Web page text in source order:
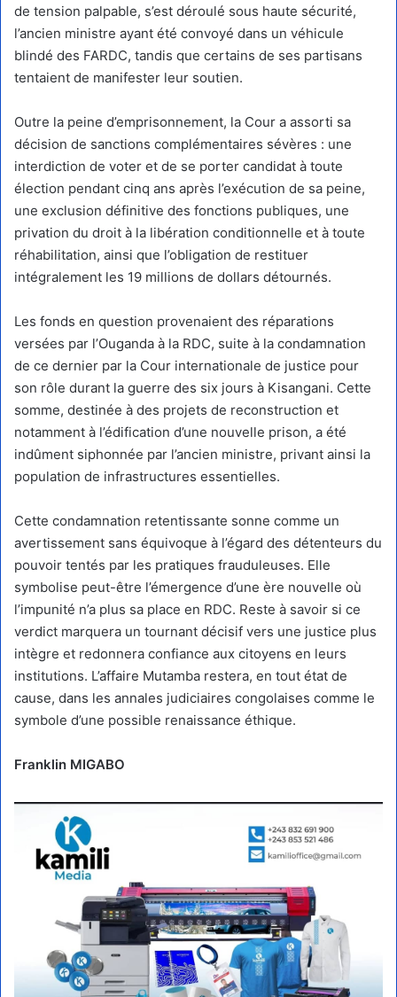
de tension palpable, s’est déroulé sous haute sécurité,
l’ancien ministre ayant été convoyé dans un véhicule
blindé des FARDC, tandis que certains de ses partisans
tentaient de manifester leur soutien.
Outre la peine d’emprisonnement, la Cour a assorti sa
décision de sanctions complémentaires sévères : une
interdiction de voter et de se porter candidat à toute
élection pendant cinq ans après l’exécution de sa peine,
une exclusion définitive des fonctions publiques, une
privation du droit à la libération conditionnelle et à toute
réhabilitation, ainsi que l’obligation de restituer
intégralement les 19 millions de dollars détournés.
Les fonds en question provenaient des réparations
versées par l’Ouganda à la RDC, suite à la condamnation
de ce dernier par la Cour internationale de justice pour
son rôle durant la guerre des six jours à Kisangani. Cette
somme, destinée à des projets de reconstruction et
notamment à l’édification d’une nouvelle prison, a été
indûment siphonnée par l’ancien ministre, privant ainsi la
population de infrastructures essentielles.
Cette condamnation retentissante sonne comme un
avertissement sans équivoque à l’égard des détenteurs du
pouvoir tentés par les pratiques frauduleuses. Elle
symbolise peut-être l’émergence d’une ère nouvelle où
l’impunité n’a plus sa place en RDC. Reste à savoir si ce
verdict marquera un tournant décisif vers une justice plus
intègre et redonnera confiance aux citoyens en leurs
institutions. L’affaire Mutamba restera, en tout état de
cause, dans les annales judiciaires congolaises comme le
symbole d’une possible renaissance éthique.
Franklin MIGABO